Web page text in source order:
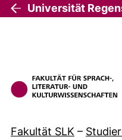
Universität
Fakultät SLK –